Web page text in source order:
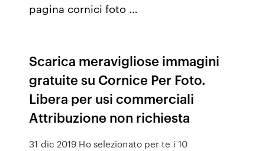
pagina cornici foto …
Scarica meravigliose immagini
gratuite su Cornice Per Foto.
Libera per usi commerciali
Attribuzione non richiesta
31 dic 2019 Ho selezionato per te i 10